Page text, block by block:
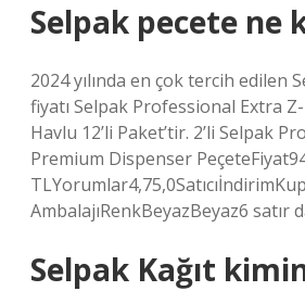
Selpak pecete ne
2024 yılında en çok tercih edilen
fiyatı Selpak Professional Extra
Havlu 12’li Paket’tir. 2’li Selpak
Premium Dispenser
AmbalajıRenkBeyazBeyaz6 satır
Selpak Kağıt